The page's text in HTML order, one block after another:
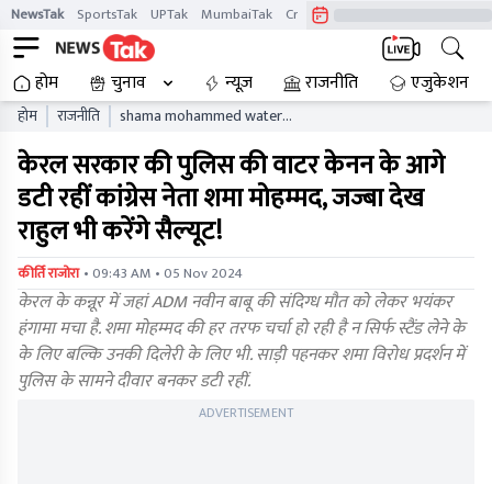
NewsTak SportsTak UPTak MumbaiTak CrimeTak
होम चुनाव न्यूज़ राजनीति एजुकेशन
होम राजनीति
shama mohammed water
केरल सरकार की पुलिस की वाटर केनन के आगे
डटी रहीं कांग्रेस नेता शमा मोहम्मद, जज्बा देख
राहुल भी करेंगे सैल्यूट!
कीर्ति राजोरा • 09:43 AM • 05 Nov 2024
केरल के कन्नूर में जहां ADM नवीन बाबू की संदिग्ध मौत को लेकर भयंकर
हंगामा मचा है. शमा मोहम्मद की हर तरफ चर्चा हो रही है न सिर्फ स्टैंड लेने के
के लिए बल्कि उनकी दिलेरी के लिए भी. साड़ी पहनकर शमा विरोध प्रदर्शन में
पुलिस के सामने दीवार बनकर डटी रहीं.
ADVERTISEMENT